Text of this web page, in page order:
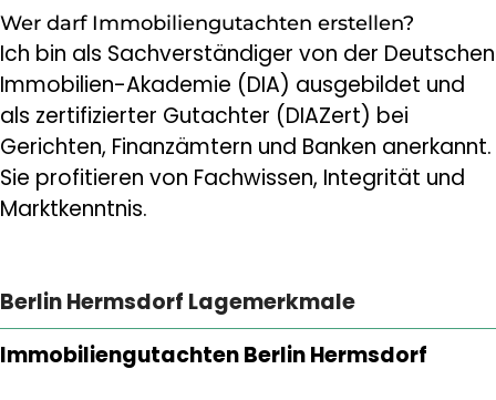
Wer darf Immobiliengutachten erstellen?
Ich bin als Sachverständiger von der Deutschen
Immobilien-Akademie (DIA) ausgebildet und
als zertifizierter Gutachter (DIAZert) bei
Gerichten, Finanzämtern und Banken anerkannt.
Sie profitieren von Fachwissen, Integrität und
Marktkenntnis.
Berlin Hermsdorf Lagemerkmale
Immobiliengutachten Berlin Hermsdorf